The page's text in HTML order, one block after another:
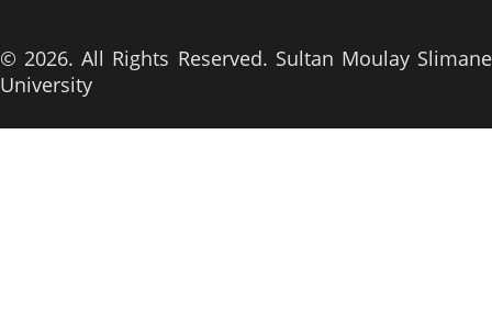
© 2026. All Rights Reserved. Sultan Moulay Slimane
University